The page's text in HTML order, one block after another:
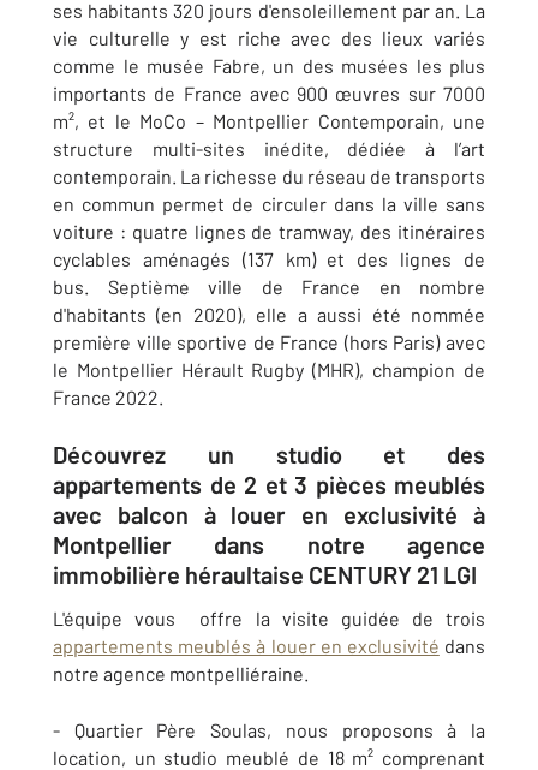
ses habitants 320 jours d'ensoleillement par an. La
vie culturelle y est riche avec des lieux variés
comme le musée Fabre, un des musées les plus
importants de France avec 900 œuvres sur 7000
m², et le MoCo – Montpellier Contemporain, une
structure multi-sites inédite, dédiée à l’art
contemporain. La richesse du réseau de transports
en commun permet de circuler dans la ville sans
voiture : quatre lignes de tramway, des itinéraires
cyclables aménagés (137 km) et des lignes de
bus. Septième ville de France en nombre
d'habitants (en 2020), elle a aussi été nommée
première ville sportive de France (hors Paris) avec
le Montpellier Hérault Rugby (MHR), champion de
France 2022.
Découvrez un studio et des
appartements de 2 et 3 pièces meublés
avec balcon à louer en exclusivité à
Montpellier dans notre agence
immobilière héraultaise CENTURY 21 LGI
L'équipe vous offre la visite guidée de trois
appartements meublés à louer en exclusivité dans
notre agence montpelliéraine.
- Quartier Père Soulas, nous proposons à la
location, un studio meublé de 18 m² comprenant